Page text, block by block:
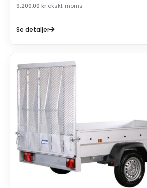
9.200,00 kr.ekskl. moms
Se detaljer